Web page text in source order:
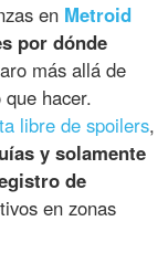
en Metroid
por dónde
más allá de
hacer.
libre de spoilers,
y solamente
de
en zonas